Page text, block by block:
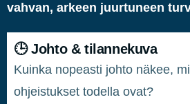
vahvan, arkeen juurtuneen
🕒 Johto & tilannekuva
Kuinka nopeasti johto näkee,
ohjeistukset todella ovat?